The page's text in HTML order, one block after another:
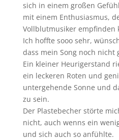
sich in einem großen
mit einem Enthusiasmus,
Vollblutmusiker empfinden
Ich hoffte sooo sehr,
dass mein Song noch nicht
Ein kleiner Heurigerstand
ein leckeren Roten und
untergehende Sonne und
zu sein.
Der Plastebecher störte
nicht, auch wenns ein
und sich auch so anfühlte.